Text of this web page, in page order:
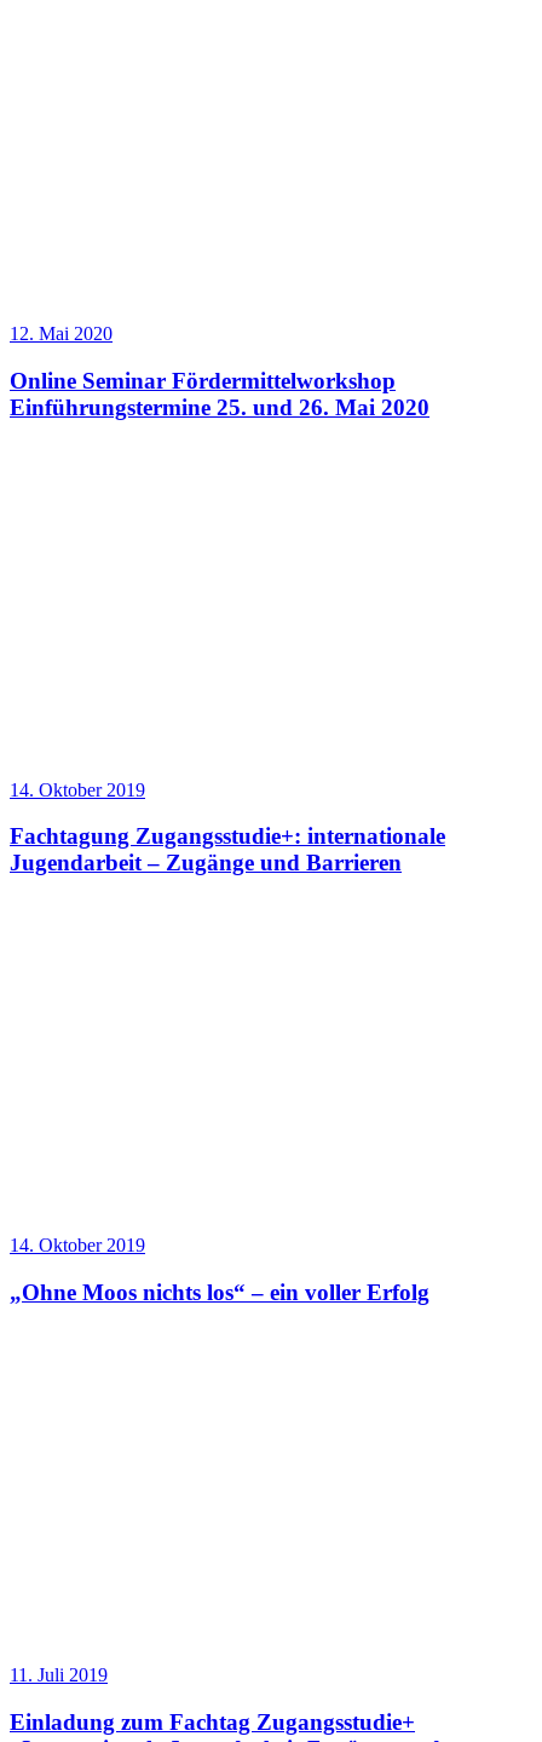
12. Mai 2020
Online Seminar Fördermittelworkshop
Einführungstermine 25. und 26. Mai 2020
14. Oktober 2019
Fachtagung Zugangsstudie+: internationale
Jugendarbeit – Zugänge und Barrieren
14. Oktober 2019
„Ohne Moos nichts los“ – ein voller Erfolg
11. Juli 2019
Einladung zum Fachtag Zugangsstudie+